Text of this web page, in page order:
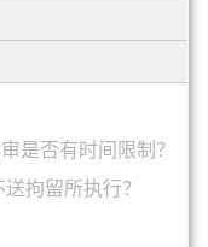
是否有时间限制？
拘留所执行？